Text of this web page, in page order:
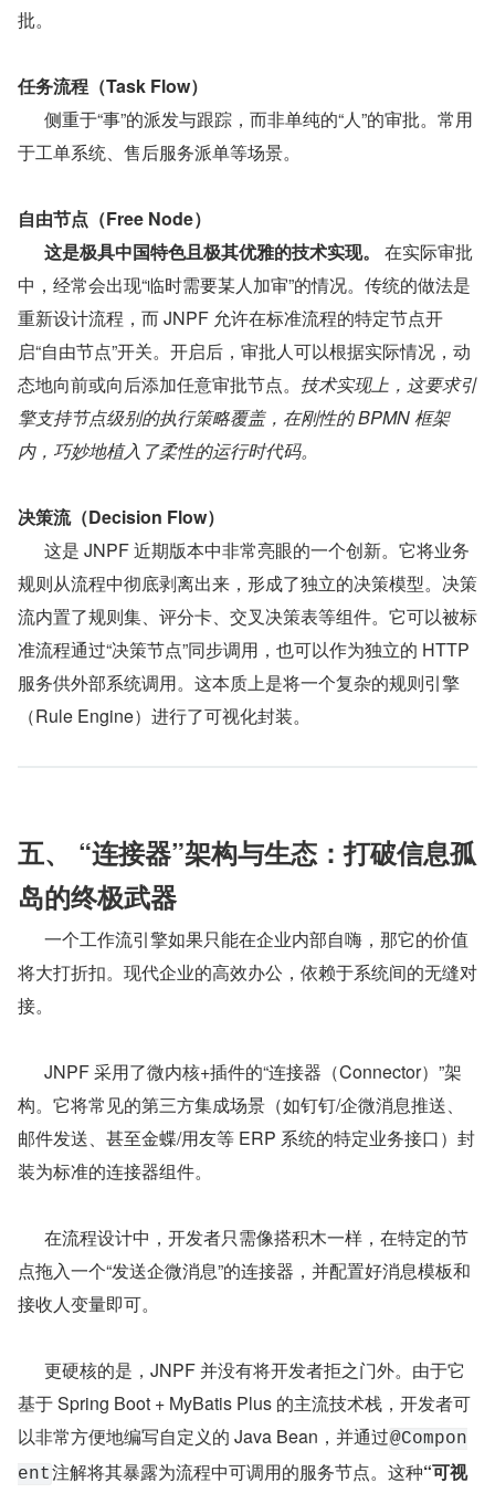
批。
任务流程（Task Flow）
于工单系统、售后服务派单等场景。
自由节点（Free Node）
这是极具中国特色且极其优雅的技术实现。
在实际审批
中，经常会出现“临时需要某人加审”的情况。传统的做法是
重新设计流程，而 JNPF 允许在标准流程的特定节点开
启“自由节点”开关。开启后，审批人可以根据实际情况，动
态地向前或向后添加任意审批节点。 技术实现上，这要求引
擎支持节点级别的执行策略覆盖，在刚性的 BPMN 框架
内，巧妙地植入了柔性的运行时代码。
决策流（Decision Flow）
规则从流程中彻底剥离出来，形成了独立的决策模型。决策
流内置了规则集、评分卡、交叉决策表等组件。它可以被标
准流程通过“决策节点”同步调用，也可以作为独立的 HTTP
服务供外部系统调用。这本质上是将一个复杂的规则引擎
（Rule Engine）进行了可视化封装。
五、 “连接器”架构与生态：打破信息孤
岛的终极武器
将大打折扣。现代企业的高效办公，依赖于系统间的无缝对
接。
构。它将常见的第三方集成场景（如钉钉/企微消息推送、
邮件发送、甚至金蝶/用友等 ERP 系统的特定业务接口）封
装为标准的连接器组件。
点拖入一个“发送企微消息”的连接器，并配置好消息模板和
接收人变量即可。
基于 Spring Boot + MyBatis Plus 的主流技术栈，开发者可
以非常方便地编写自定义的 Java Bean，并通过@Compon
ent注解将其暴露为流程中可调用的服务节点。这种“可视